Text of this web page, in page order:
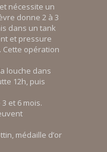
nécessite un
donne 2 à 3
dans un tank
et pressure
Cette opération
louche dans
12h, puis
et 6 mois.
médaille d’or